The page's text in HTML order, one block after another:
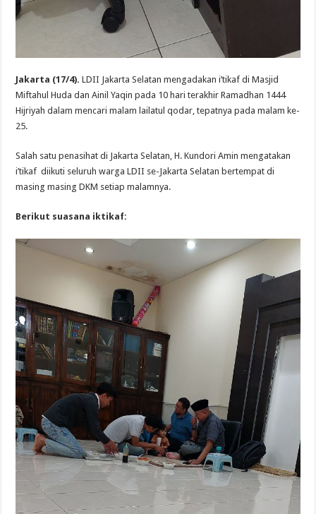
Jakarta (17/4). LDII Jakarta Selatan mengadakan i’tikaf di Masjid
Miftahul Huda dan Ainil Yaqin pada 10 hari terakhir Ramadhan 1444
Hijriyah dalam mencari malam lailatul qodar, tepatnya pada malam ke-
25.
Salah satu penasihat di Jakarta Selatan, H. Kundori Amin mengatakan
i’tikaf diikuti seluruh warga LDII se-Jakarta Selatan bertempat di
masing masing DKM setiap malamnya.
Berikut suasana iktikaf: